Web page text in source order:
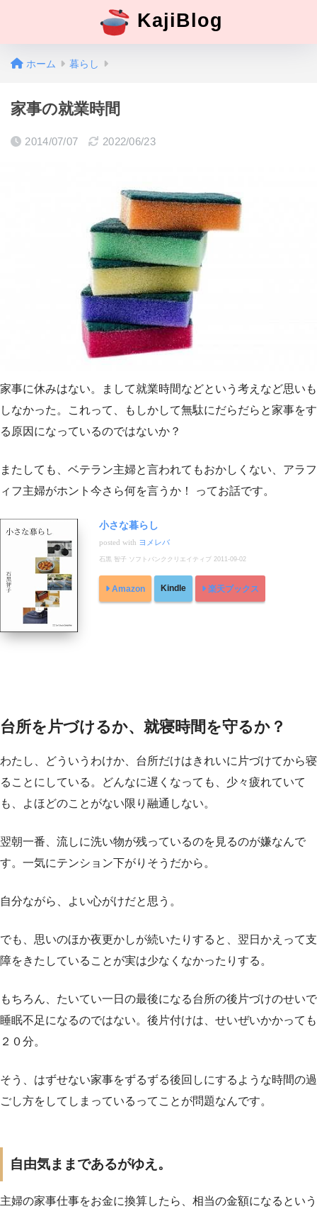
KajiBlog
ホーム 暮らし
家事の就業時間
2014/07/07 2022/06/23
家事に休みはない。まして就業時間などという考えなど思いも
しなかった。これって、もしかして無駄にだらだらと家事をす
る原因になっているのではないか？
またしても、ベテラン主婦と言われてもおかしくない、アラフ
ィフ主婦がホント今さら何を言うか！ ってお話です。
小さな暮らし
posted with ヨメレバ
石黒 智子 ソフトバンククリエイティブ 2011-09-02
Amazon Kindle 楽天ブックス
台所を片づけるか、就寝時間を守るか？
わたし、どういうわけか、台所だけはきれいに片づけてから寝
ることにしている。どんなに遅くなっても、少々疲れていて
も、よほどのことがない限り融通しない。
翌朝一番、流しに洗い物が残っているのを見るのが嫌なんで
す。一気にテンション下がりそうだから。
自分ながら、よい心がけだと思う。
でも、思いのほか夜更かしが続いたりすると、翌日かえって支
障をきたしていることが実は少なくなかったりする。
もちろん、たいてい一日の最後になる台所の後片づけのせいで
睡眠不足になるのではない。後片付けは、せいぜいかかっても
２０分。
そう、はずせない家事をずるずる後回しにするような時間の過
ごし方をしてしまっているってことが問題なんです。
自由気ままであるがゆえ。
主婦の家事仕事をお金に換算したら、相当の金額になるという